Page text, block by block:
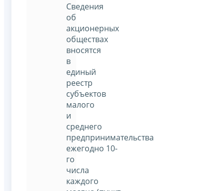
Сведения
об
акционерных
обществах
вносятся
в
единый
реестр
субъектов
малого
и
среднего
предпринимательства
ежегодно 10-
го
числа
каждого